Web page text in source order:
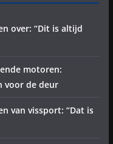
over: “Dit is altijd
motoren:
voor de deur
van vissport: “Dat is